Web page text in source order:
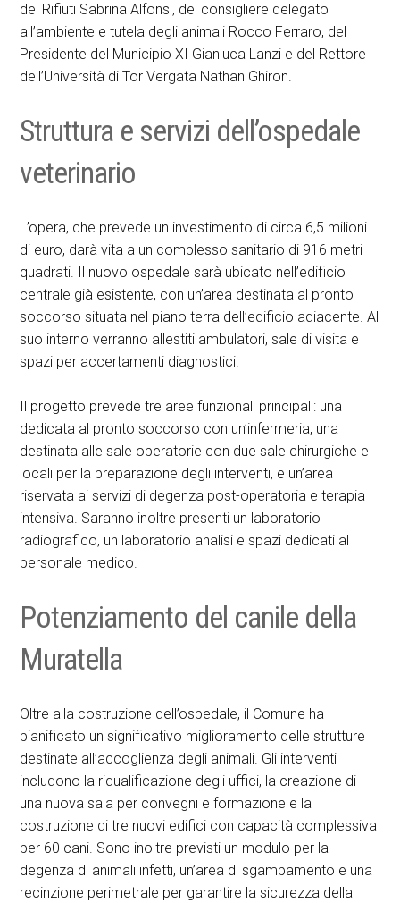
dei Rifiuti Sabrina Alfonsi, del consigliere delegato
all’ambiente e tutela degli animali Rocco Ferraro, del
Presidente del Municipio XI Gianluca Lanzi e del Rettore
dell’Università di Tor Vergata Nathan Ghiron.
Struttura e servizi dell’ospedale
veterinario
L’opera, che prevede un investimento di circa 6,5 milioni
di euro, darà vita a un complesso sanitario di 916 metri
quadrati. Il nuovo ospedale sarà ubicato nell’edificio
centrale già esistente, con un’area destinata al pronto
soccorso situata nel piano terra dell’edificio adiacente. Al
suo interno verranno allestiti ambulatori, sale di visita e
spazi per accertamenti diagnostici.
Il progetto prevede tre aree funzionali principali: una
dedicata al pronto soccorso con un’infermeria, una
destinata alle sale operatorie con due sale chirurgiche e
locali per la preparazione degli interventi, e un’area
riservata ai servizi di degenza post-operatoria e terapia
intensiva. Saranno inoltre presenti un laboratorio
radiografico, un laboratorio analisi e spazi dedicati al
personale medico.
Potenziamento del canile della
Muratella
Oltre alla costruzione dell’ospedale, il Comune ha
pianificato un significativo miglioramento delle strutture
destinate all’accoglienza degli animali. Gli interventi
includono la riqualificazione degli uffici, la creazione di
una nuova sala per convegni e formazione e la
costruzione di tre nuovi edifici con capacità complessiva
per 60 cani. Sono inoltre previsti un modulo per la
degenza di animali infetti, un’area di sgambamento e una
recinzione perimetrale per garantire la sicurezza della